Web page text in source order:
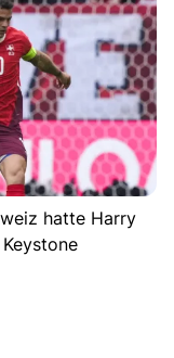
hatte Harry